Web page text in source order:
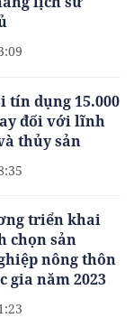
tín dụng 15.000
đối với lĩnh
thủy sản
triển khai
chọn sản
nông thôn
gia năm 2023